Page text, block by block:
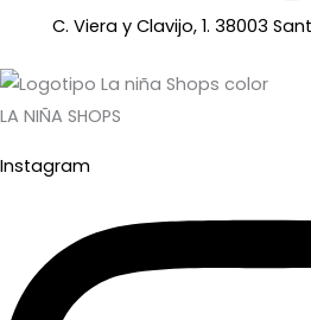
C. Viera y Clavijo, 1. 38003
LA NIÑA SHOPS
Instagram